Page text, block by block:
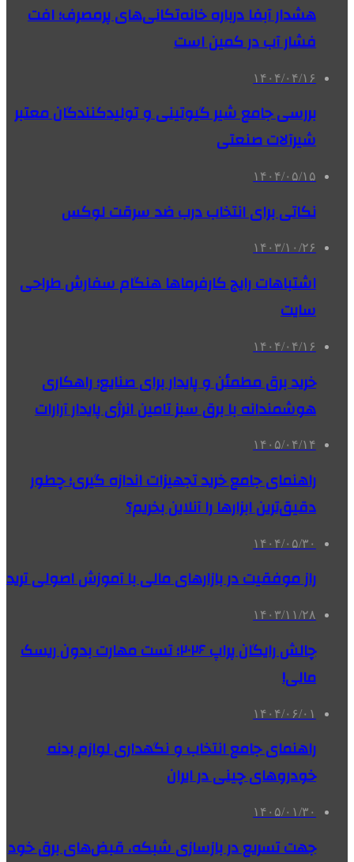
هشدار آبفا درباره خانه‌تکانی‌های پرمصرف؛ افت
فشار آب در کمین است
۱۴۰۴/۰۴/۱۶
بررسی جامع شیر گیوتینی و تولیدکنندگان معتبر
شیرآلات صنعتی
۱۴۰۴/۰۵/۱۵
نکاتی برای انتخاب درب ضد سرقت لوکس
۱۴۰۳/۱۰/۲۶
اشتباهات رایج کارفرماها هنگام سفارش طراحی
سایت
۱۴۰۴/۰۴/۱۶
خرید برق مطمئن و پایدار برای صنایع؛ راهکاری
هوشمندانه با برق سبز تامین انرژی پایدار آرارات
۱۴۰۵/۰۴/۱۴
راهنمای جامع خرید تجهیزات اندازه گیری؛ چطور
دقیق‌ترین ابزارها را آنلاین بخریم؟
۱۴۰۴/۰۵/۳۰
راز موفقیت در بازارهای مالی با آموزش اصولی ترید
۱۴۰۳/۱۱/۲۸
چالش رایگان پراپ ۲۰۲۶؛ تست مهارت بدون ریسک
مالی!
۱۴۰۴/۰۶/۰۱
راهنمای جامع انتخاب و نگهداری لوازم بدنه
خودروهای چینی در ایران
۱۴۰۵/۰۱/۳۰
جهت تسریع در بازسازی شبکه، قبض‌های برق خود